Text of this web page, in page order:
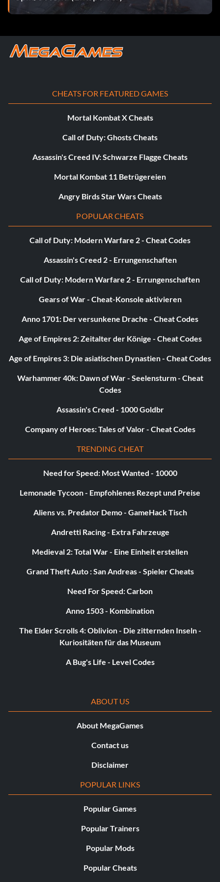
Zielsetzung: Fahren Sie insgesamt 1.081 Meilen.
Belohnung: 10 Punkte
Zielsetzung: Gewinne dein erstes Saison-Detonator-
Zielsetzung: Schlage 1 Minute 7 Sekunden auf der
Baustelle in Detonator.
Schlag das Team II: Die Revanche
Belohnung: 25 Punkte
Zielsetzung: Schlage 1 Minute und 18 Sekunden im
Kraftwerk in Detonator.
Zielsetzung: Gewinne dein erstes Saison-Survival-Event.
Auf der Flucht
Belohnung: 10 Punkte
Zielsetzung: Gewinnen Sie Ihr erstes Saison-Luftangriffs-
Klarer Himmel
Event.
Belohnung: 10 Punkte
Belohnung: 10 Punkte
Zielsetzung: Erreichen eines Online-Formulars von 75
Zielsetzung: Erreichen eines Online-Formulars von 25
CHEATS FOR FEATURED GAMES
Mortal Kombat X Cheats
Call of Duty: Ghosts Cheats
Assassin's Creed IV: Schwarze Flagge Cheats
Mortal Kombat 11 Betrügereien
Angry Birds Star Wars Cheats
POPULAR CHEATS
Call of Duty: Modern Warfare 2 - Cheat Codes
Assassin's Creed 2 - Errungenschaften
Call of Duty: Modern Warfare 2 - Errungenschaften
Gears of War - Cheat-Konsole aktivieren
Anno 1701: Der versunkene Drache - Cheat Codes
Age of Empires 2: Zeitalter der Könige - Cheat Codes
Age of Empires 3: Die asiatischen Dynastien - Cheat Codes
Warhammer 40k: Dawn of War - Seelensturm - Cheat
Codes
Assassin's Creed - 1000 Goldbr
Company of Heroes: Tales of Valor - Cheat Codes
TRENDING CHEAT
Need for Speed: Most Wanted - 10000
Lemonade Tycoon - Empfohlenes Rezept und Preise
Aliens vs. Predator Demo - GameHack Tisch
Andretti Racing - Extra Fahrzeuge
Medieval 2: Total War - Eine Einheit erstellen
Grand Theft Auto : San Andreas - Spieler Cheats
Need For Speed: Carbon
Anno 1503 - Kombination
The Elder Scrolls 4: Oblivion - Die zitternden Inseln -
Kuriositäten für das Museum
A Bug's Life - Level Codes
ABOUT US
About MegaGames
Contact us
Disclaimer
POPULAR LINKS
Popular Games
Popular Trainers
Popular Mods
Popular Cheats